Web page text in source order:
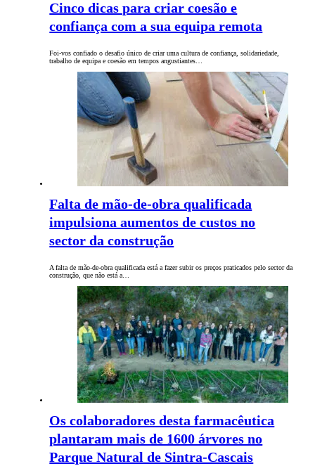
Cinco dicas para criar coesão e
confiança com a sua equipa remota
Foi-vos confiado o desafio único de criar uma cultura de confiança, solidariedade,
trabalho de equipa e coesão em tempos angustiantes…
Falta de mão-de-obra qualificada
impulsiona aumentos de custos no
sector da construção
A falta de mão-de-obra qualificada está a fazer subir os preços praticados pelo sector da
construção, que não está a…
Os colaboradores desta farmacêutica
plantaram mais de 1600 árvores no
Parque Natural de Sintra-Cascais